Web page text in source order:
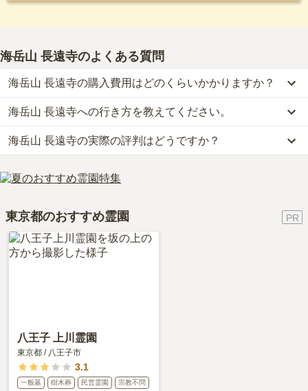
海岳山 長遠寺のよくある質問
海岳山 長遠寺の購入費用はどのくらいかかりますか？
海岳山 長遠寺では、一般墓が約294.5万円からお求めいただけま
す。
なお、海岳山 長遠寺がある東京都の相場は、一般墓が約173万円
（墓石代別途）です。
お墓は、価格が高いものがよい、安いものが悪い、という訳ではあ
海岳山 長遠寺への行き方を教えてください。
公共交通機関の場合、都営地下鉄浅草線「馬込駅」から徒歩約10
分・JR京浜東北線「大森駅」から東急バスに乗車、「長遠寺前バス
停」下車徒歩0分です。
詳しいルートや地図は、本ページの「地図・交通アクセス」欄をご
海岳山 長遠寺の実際の評判はどうですか？
海岳山 長遠寺の口コミはまだ投稿されておりません。
口コミはあくまで一つの目安です。資料請求や現地見学を通して、
東京都のおすすめ霊園
八王子 上川霊園
東京都 / 八王子市
3.1
一般墓 樹木葬 民営霊園 宗教不問